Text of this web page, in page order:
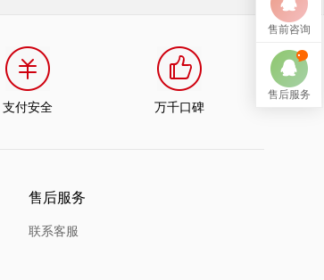
支付安全 万千口碑
售后服务
联系客服
售前咨询
售后服务